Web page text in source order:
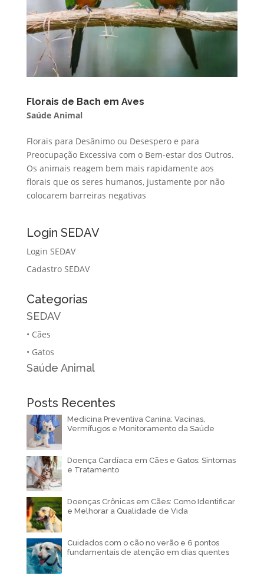
Florais de Bach em Aves
Saúde Animal
Florais para Desânimo ou Desespero e para
Preocupação Excessiva com o Bem-estar dos Outros.
Os animais reagem bem mais rapidamente aos
florais que os seres humanos, justamente por não
colocarem barreiras negativas
Login SEDAV
Login SEDAV
Cadastro SEDAV
Categorias
SEDAV
• Cães
• Gatos
Saúde Animal
Posts Recentes
Medicina Preventiva Canina: Vacinas,
Vermífugos e Monitoramento da Saúde
Doença Cardíaca em Cães e Gatos: Sintomas
e Tratamento
Doenças Crônicas em Cães: Como Identificar
e Melhorar a Qualidade de Vida
Cuidados com o cão no verão e 6 pontos
fundamentais de atenção em dias quentes